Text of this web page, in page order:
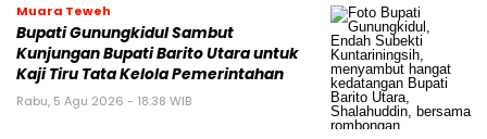
Muara Teweh
Bupati Gunungkidul Sambut
Kunjungan Bupati Barito Utara untuk
Kaji Tiru Tata Kelola Pemerintahan
Rabu, 5 Agu 2026 - 18:38 WIB